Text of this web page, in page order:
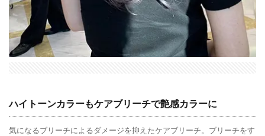
ハイトーンカラーもケアブリーチで艶感カラーに
気になるブリーチによるダメージを抑えたケアブリーチ。ブリーチをす